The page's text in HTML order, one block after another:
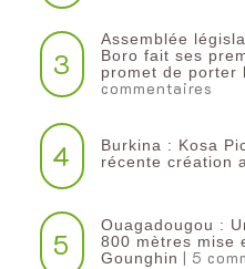
3
Assemblée
Boro fait ses
promet de porter
commentaires
4
Burkina : Kosa
récente création
5
Ouagadougou :
800 mètres mise
Gounghin | 5